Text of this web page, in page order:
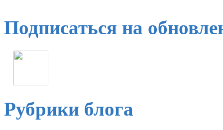
Подписаться на
Рубрики блога